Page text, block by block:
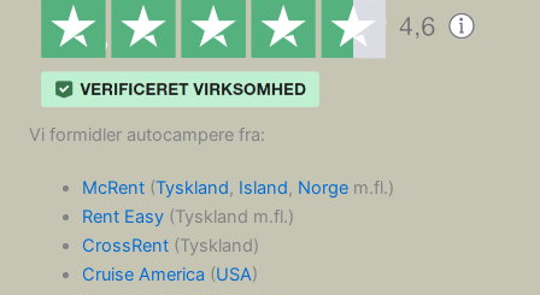
Vi formidler autocampere fra:
McRent(Tyskland, Island, Norgem.fl.)
Rent Easy(Tyskland m.fl.)
CrossRent(Tyskland)
Cruise America (USA)